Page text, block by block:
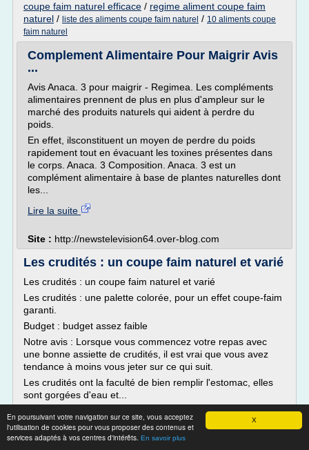
X
En poursuivant votre navigation sur ce site, vous acceptez
l'utilisation de cookies pour vous proposer des contenus et
services adaptés à vos centres d'intérêts. En savoir plus
coupe faim naturel efficace / regime aliment coupe faim
naturel / liste des aliments coupe faim naturel / 10 aliments coupe
faim naturel
Complement Alimentaire Pour Maigrir Avis
...
Avis Anaca. 3 pour maigrir - Regimea. Les compléments
alimentaires prennent de plus en plus d'ampleur sur le
marché des produits naturels qui aident à perdre du
poids.
En effet, ilsconstituent un moyen de perdre du poids
rapidement tout en évacuant les toxines présentes dans
le corps. Anaca. 3 Composition. Anaca. 3 est un
complément alimentaire à base de plantes naturelles dont
les...
Lire la suite
Site : http://newstelevision64.over-blog.com
Les crudités : un coupe faim naturel et varié
Les crudités : un coupe faim naturel et varié
Les crudités : une palette colorée, pour un effet coupe-faim
garanti.
Budget : budget assez faible
Notre avis : Lorsque vous commencez votre repas avec
une bonne assiette de crudités, il est vrai que vous avez
tendance à moins vous jeter sur ce qui suit.
Les crudités ont la faculté de bien remplir l'estomac, elles
sont gorgées d'eau et...
Lire la suite
Site :http://www.coupefaim.biz